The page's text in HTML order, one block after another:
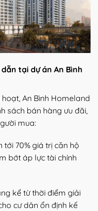
tại dự án An Bình
An Bình Homeland
sách bán hàng ưu đãi,
mua:
70% giá trị căn hộ
bớt áp lực tài chính
kể từ thời điểm giải
cư dân ổn định kế